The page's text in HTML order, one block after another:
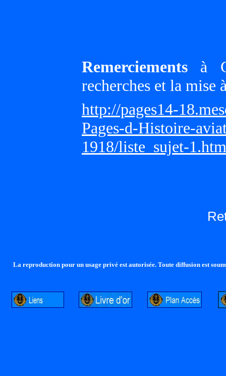
Remerciements à
recherches et la mise
http://pages14-
Pages-d-Histoire-
1918/liste_sujet-1.htm
La reproduction pour un usage privé est autorisée. Toute diffusion est